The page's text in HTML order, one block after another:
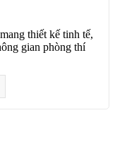
thiết kế tinh tế,
gian phòng thí